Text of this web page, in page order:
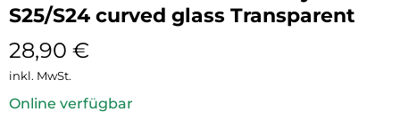
S25/S24 curved glass Transparent
28,90 €
inkl. MwSt.
Online verfügbar